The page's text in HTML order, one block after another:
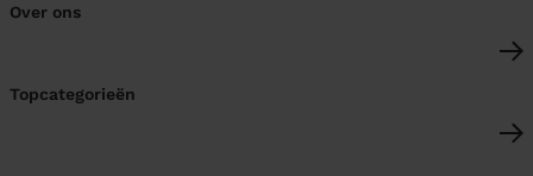
Over ons
Topcategorieën